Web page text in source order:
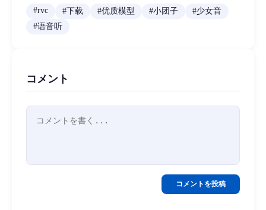
#rvc #下载 #优质模型 #小团子 #少女音
#语音听
コメント
コメントを投稿